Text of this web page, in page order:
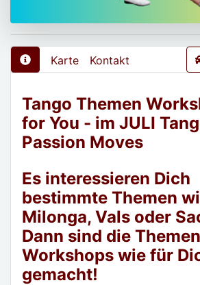
Karte Kontakt
Tango Themen
for You - im JULI
Passion Moves
Es interessieren Dich
bestimmte Themen
Milonga, Vals oder
Dann sind die Themen
Workshops wie für
gemacht!